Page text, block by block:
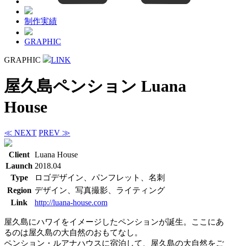
制作実績
GRAPHIC
GRAPHIC LINK
屋久島ペンション Luana
House
≪ NEXT PREV ≫
Client Luana House
Launch 2018.04
Type
ロゴデザイン、パンフレット、名刺
Region デザイン、写真撮影、ライティング
Link
http://luana-house.com
屋久島にハワイをイメージしたペンションが誕生。ここにあ
るのは屋久島の大自然のおもてなし。
ペンション・ルアナハウスに宿泊して、屋久島の大自然をご